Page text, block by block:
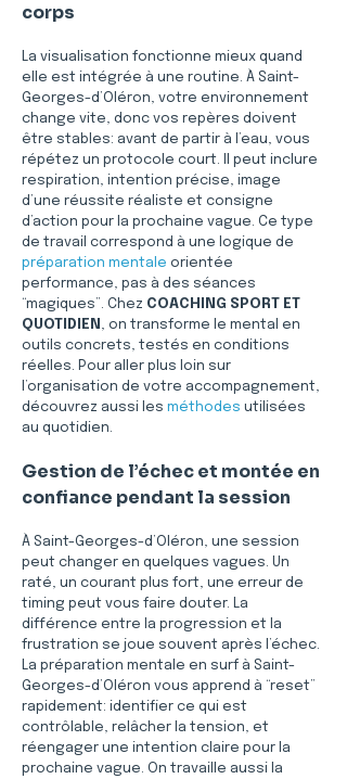
corps
La visualisation fonctionne mieux quand
elle est intégrée à une routine. À Saint-
Georges-d’Oléron, votre environnement
change vite, donc vos repères doivent
être stables: avant de partir à l’eau, vous
répétez un protocole court. Il peut inclure
respiration, intention précise, image
d’une réussite réaliste et consigne
d’action pour la prochaine vague. Ce type
de travail correspond à une logique de
préparation mentale orientée
performance, pas à des séances
“magiques”. Chez COACHING SPORT ET
QUOTIDIEN , on transforme le mental en
outils concrets, testés en conditions
réelles. Pour aller plus loin sur
l’organisation de votre accompagnement,
découvrez aussi les méthodes utilisées
au quotidien.
Gestion de l’échec et montée en
confiance pendant la session
À Saint-Georges-d’Oléron, une session
peut changer en quelques vagues. Un
raté, un courant plus fort, une erreur de
timing peut vous faire douter. La
différence entre la progression et la
frustration se joue souvent après l’échec.
La préparation mentale en surf à Saint-
Georges-d’Oléron vous apprend à “reset”
rapidement: identifier ce qui est
contrôlable, relâcher la tension, et
réengager une intention claire pour la
prochaine vague. On travaille aussi la